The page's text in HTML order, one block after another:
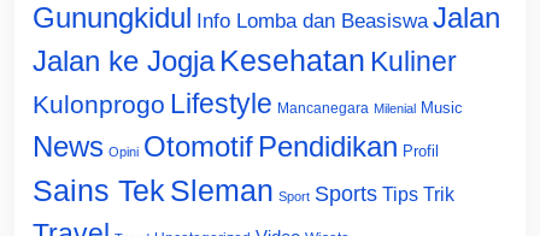
Gunungkidul Info Lomba dan Beasiswa Jalan
Jalan ke Jogja Kesehatan Kuliner
Kulonprogo Lifestyle Mancanegara Milenial Music
News Opini Otomotif Pendidikan Profil
Sains Tek Sleman Sport Sports Tips Trik